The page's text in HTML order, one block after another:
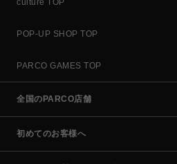
culture TOP
POP-UP SHOP TOP
PARCO GAMES TOP
全国のPARCO店舗
初めてのお客様へ